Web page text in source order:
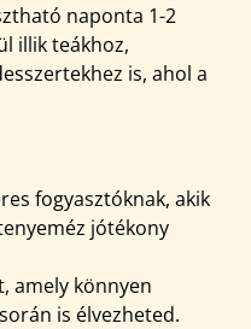
naponta 1-2
illik teákhoz,
is, ahol a
fogyasztóknak, akik
jótékony
amely könnyen
is élvezheted.